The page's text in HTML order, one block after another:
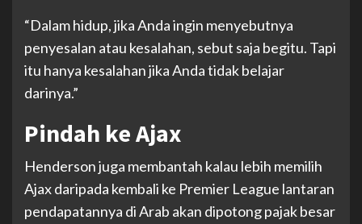
“Dalam hidup, jika Anda ingin menyebutnya
penyesalan atau kesalahan, sebut saja begitu. Tapi
itu hanya kesalahan jika Anda tidak belajar
darinya.”
Pindah ke Ajax
Henderson juga membantah kalau lebih memilih
Ajax daripada kembali ke Premier League lantaran
pendapatannya di Arab akan dipotong pajak besar